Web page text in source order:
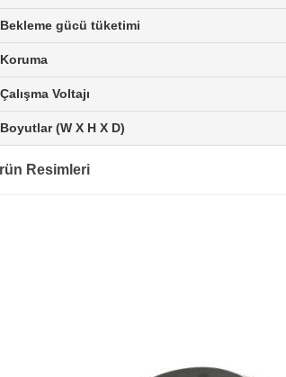
Bekleme gücü tüketimi
Koruma
Çalışma Voltajı
Boyutlar (W X H X D)
Resimleri